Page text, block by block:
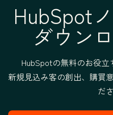
HubSpot
ダウン
HubSpotの無料のお役立
新規見込み客の創出、購買
だ